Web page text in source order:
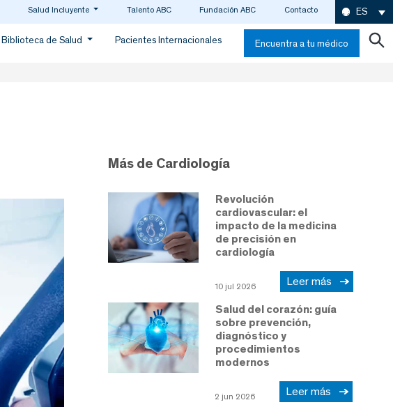
Salud Incluyente Talento ABC Fundación ABC Contacto ES
Biblioteca de Salud Pacientes Internacionales Encuentra a tu médico
Más de Cardiología
Revolución
cardiovascular: el
impacto de la medicina
de precisión en
cardiología
10 jul 2026 Leer más
Salud del corazón: guía
sobre prevención,
diagnóstico y
procedimientos
modernos
2 jun 2026 Leer más